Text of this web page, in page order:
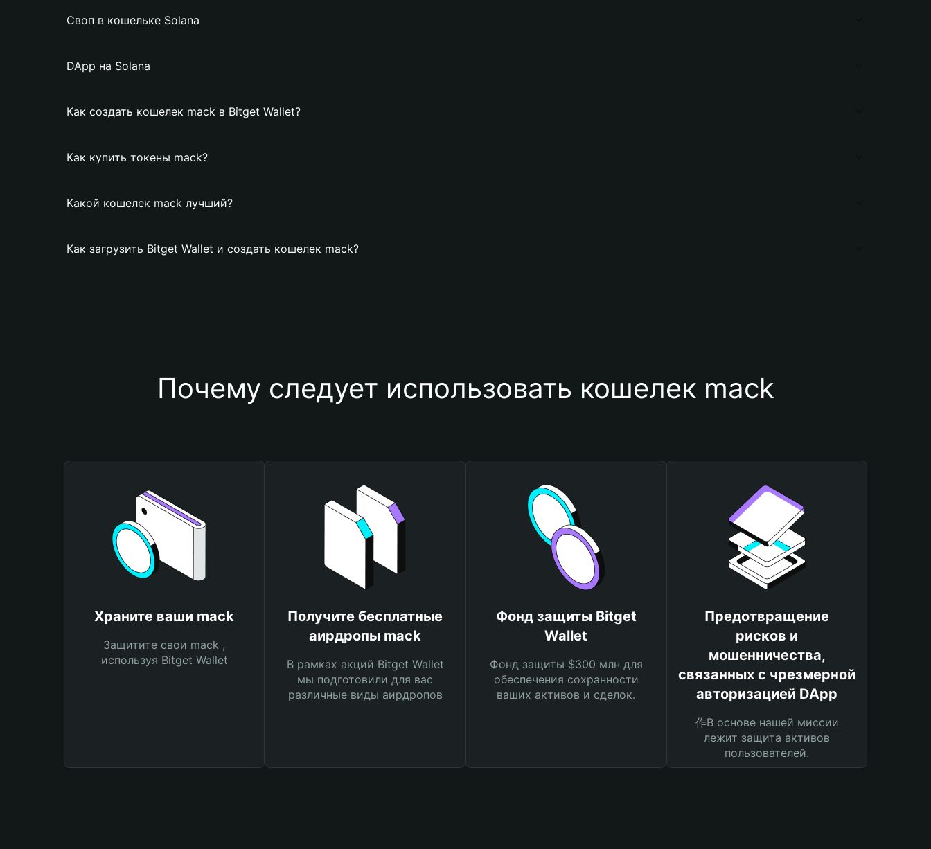
Своп в кошельке Solana
DApp на Solana
Как создать кошелек mack в Bitget Wallet?
Как купить токены mack?
Какой кошелек mack лучший?
Как загрузить Bitget Wallet и создать кошелек mack?
Почему следует использовать кошелек mack
Храните ваши mack
Защитите свои mack ,
используя Bitget Wallet
Получите бесплатные
аирдропы mack
В рамках акций Bitget Wallet
мы подготовили для вас
различные виды аирдропов
Фонд защиты Bitget
Wallet
Фонд защиты $300 млн для
обеспечения сохранности
ваших активов и сделок.
Предотвращение
рисков и
мошенничества,
связанных с чрезмерной
авторизацией DApp
作В основе нашей миссии
лежит защита активов
пользователей.